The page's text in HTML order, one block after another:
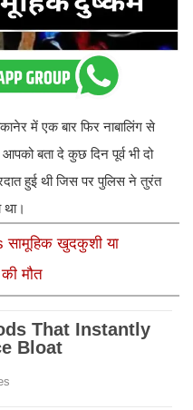
में एक बार फिर नाबालिंग से
बता दे कुछ दिन पूर्व भी दो
हुई थी जिस पर पुलिस ने तुरंत
था।
खुदकुशी या
मौत